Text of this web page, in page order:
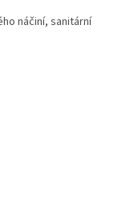
náčiní, sanitární